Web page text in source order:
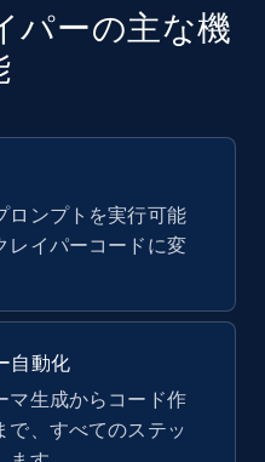
Initial
Reviews count, and
無料トライアル
by using
Initial
無料トライアル
パーの主な機
ロンプトを実行可能
レイパーコードに変
自動化
マ生成からコード作
で、すべてのステッ